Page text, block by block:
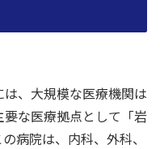
、大規模な医療機関は
な医療拠点として「岩
病院は、内科、外科、